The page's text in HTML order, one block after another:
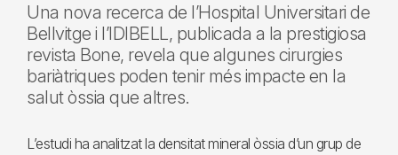
Una nova recerca de l’Hospital Universitari de
Bellvitge i l’IDIBELL, publicada a la prestigiosa
revista Bone, revela que algunes cirurgies
bariàtriques poden tenir més impacte en la
salut òssia que altres.
L’estudi ha analitzat la densitat mineral òssia d’un grup de